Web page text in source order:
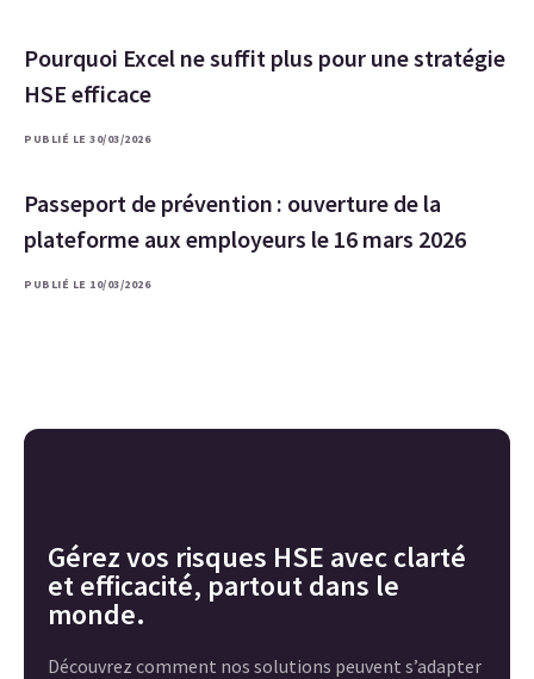
Pourquoi Excel ne suffit plus pour une stratégie
HSE efficace
PUBLIÉ LE 30/03/2026
Passeport de prévention : ouverture de la
plateforme aux employeurs le 16 mars 2026
PUBLIÉ LE 10/03/2026
Gérez vos risques HSE avec clarté
et efficacité, partout dans le
monde.
Découvrez comment nos solutions peuvent s’adapter